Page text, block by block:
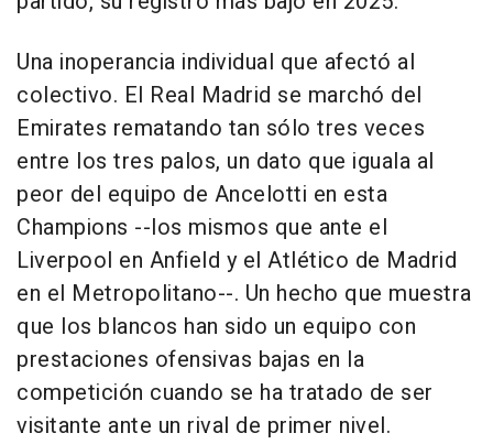
Una inoperancia individual que afectó al
colectivo. El Real Madrid se marchó del
Emirates rematando tan sólo tres veces
entre los tres palos, un dato que iguala al
peor del equipo de Ancelotti en esta
Champions --los mismos que ante el
Liverpool en Anfield y el Atlético de Madrid
en el Metropolitano--. Un hecho que muestra
que los blancos han sido un equipo con
prestaciones ofensivas bajas en la
competición cuando se ha tratado de ser
visitante ante un rival de primer nivel.